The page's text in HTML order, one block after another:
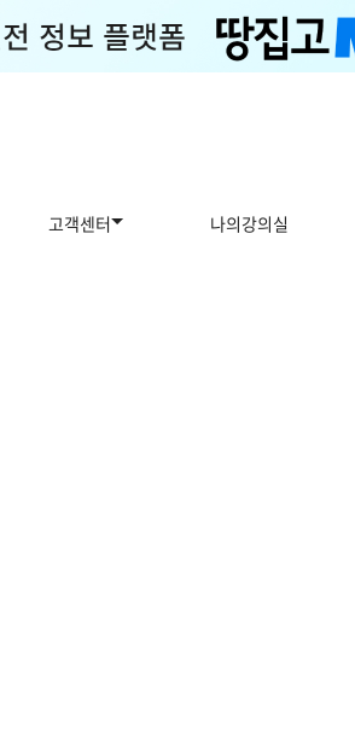
고객센터 나의강의실